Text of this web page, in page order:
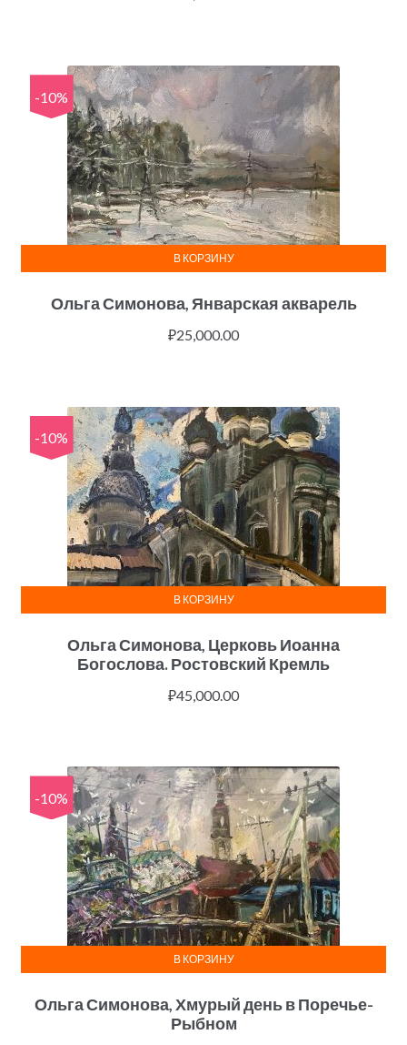
-10%
Ольга Симонова, Январская акварель
₽25,000.00
В КОРЗИНУ
-10%
Ольга Симонова, Церковь Иоанна
Богослова. Ростовский Кремль
₽45,000.00
В КОРЗИНУ
-10%
Ольга Симонова, Хмурый день в Поречье-
Рыбном
В КОРЗИНУ